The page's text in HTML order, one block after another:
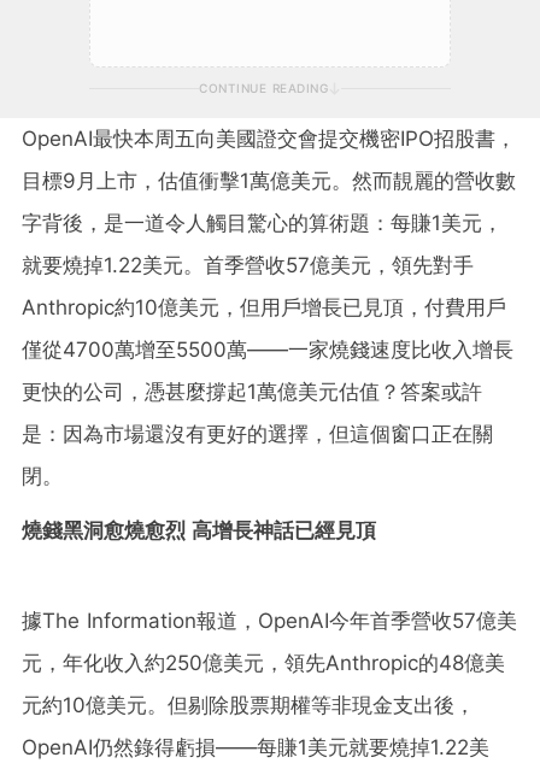
CONTINUE READING
OpenAI最快本周五向美國證交會提交機密IPO招股書，
目標9月上市，估值衝擊1萬億美元。然而靚麗的營收數
字背後，是一道令人觸目驚心的算術題：每賺1美元，
就要燒掉1.22美元。首季營收57億美元，領先對手
Anthropic約10億美元，但用戶增長已見頂，付費用戶
僅從4700萬增至5500萬——一家燒錢速度比收入增長
更快的公司，憑甚麼撐起1萬億美元估值？答案或許
是：因為市場還沒有更好的選擇，但這個窗口正在關
閉。
燒錢黑洞愈燒愈烈 高增長神話已經見頂
據The Information報道，OpenAI今年首季營收57億美
元，年化收入約250億美元，領先Anthropic的48億美
元約10億美元。但剔除股票期權等非現金支出後，
OpenAI仍然錄得虧損——每賺1美元就要燒掉1.22美